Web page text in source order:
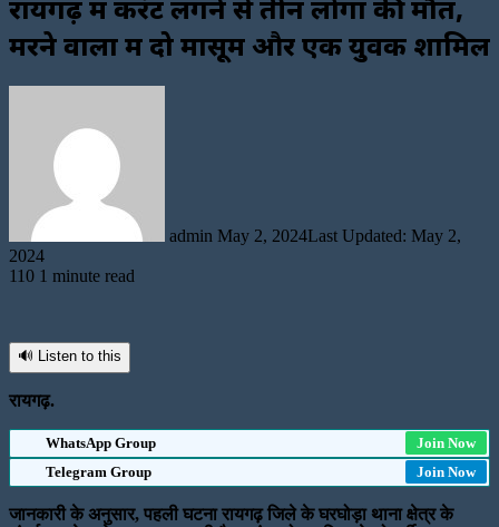
रायगढ़ में करंट लगने से तीन लोगों की मौत,
मरने वालों में दो मासूम और एक युवक शामिल
admin May 2, 2024Last Updated: May 2,
2024
110 1 minute read
🔊 Listen to this
रायगढ़.
WhatsApp Group
Join Now
Telegram Group
Join Now
जानकारी के अनुसार, पहली घटना रायगढ़ जिले के घरघोड़ा थाना क्षेत्र के